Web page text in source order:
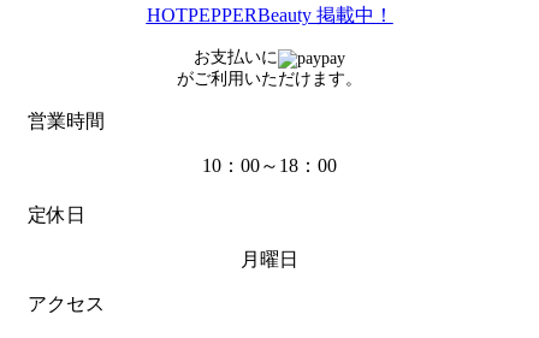
HOTPEPPERBeauty 掲載中！
お支払いに
がご利用いただけます。
営業時間
10：00～18：00
定休日
月曜日
アクセス